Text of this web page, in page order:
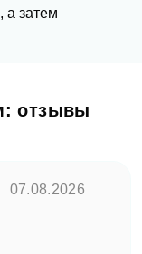
а затем
отзывы
07.08.2026